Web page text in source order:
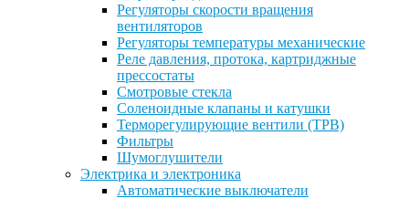
Регуляторы скорости вращения
вентиляторов
Регуляторы температуры механические
Реле давления, протока, картриджные
прессостаты
Смотровые стекла
Соленоидные клапаны и катушки
Терморегулирующие вентили (ТРВ)
Фильтры
Шумоглушители
Электрика и электроника
Автоматические выключатели